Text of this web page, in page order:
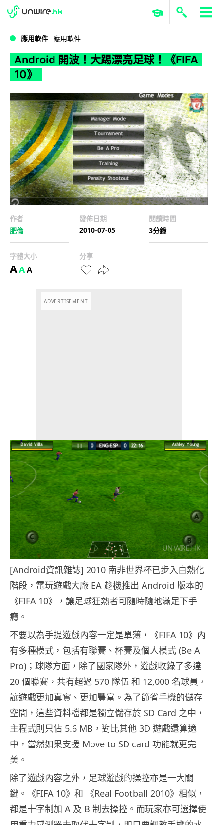
Android 開波！大踢漂亮足球！《FIFA 10》
WWDC 2026 ERP 與商業 AI
應用軟件 應用軟件
Android 開波！大踢漂亮足球！《FIFA
10》
作者
肥倫
發佈日期
2010-07-05
閱讀時間
3分鐘
字體大小
AAA
分享
ADVERTISEMENT
[Android資訊雜誌] 2010 南非世界杯已步入白熱化
階段，電玩遊戲大廠 EA 趁機推出 Android 版本的
《FIFA 10》，讓足球狂熱者可隨時隨地滿足下手
癮。
不要以為手提遊戲內容一定是單薄，《FIFA 10》內
有多種模式，包括有聯賽、杯賽及個人模式 (Be A
Pro)；球隊方面，除了國家隊外，遊戲收錄了多達
20 個聯賽，共有超過 570 隊伍 和 12,000 名球員，
讓遊戲更加真實、更加豐富。為了節省手機的儲存
空間，這些資料檔都是獨立儲存於 SD Card 之中，
主程式則只佔 5.6 MB，對比其他 3D 遊戲還算適
中，當然如果支援 Move to SD card 功能就更完
美。
除了遊戲內容之外，足球遊戲的操控亦是一大關
鍵。《FIFA 10》和 《Real Football 2010》相似，
都是十字制加 A 及 B 制去操控。而玩家亦可選擇使